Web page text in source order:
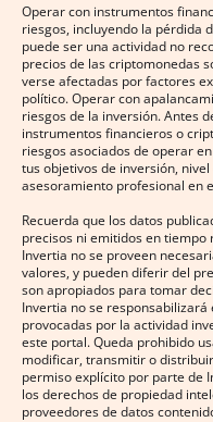
Operar con instrumentos
riesgos, incluyendo la pérdida
puede ser una actividad no
precios de las criptomonedas
verse afectadas por factores
político. Operar con
riesgos de la inversión. Antes
instrumentos financieros o
riesgos asociados de operar
tus objetivos de inversión,
asesoramiento profesional en
Recuerda que los datos
precisos ni emitidos en tiempo
Invertia no se proveen
valores, y pueden diferir del
son apropiados para tomar
Invertia no se
provocadas por la actividad
este portal. Queda prohibido
modificar, transmitir o
permiso explícito por parte de
los derechos de propiedad
proveedores de datos